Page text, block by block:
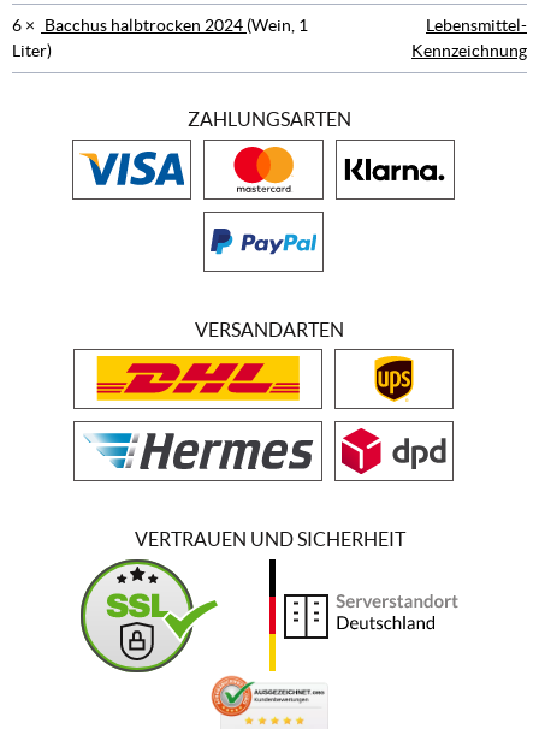
6 × Bacchus halbtrocken 2024 (Wein, 1
Liter)
Lebensmittel-
Kennzeichnung
ZAHLUNGSARTEN
VERSANDARTEN
VERTRAUEN UND SICHERHEIT